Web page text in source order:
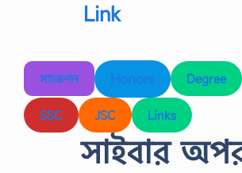
Link
সাজেশন Honors Degree
SSC JSC Links
সাইবার